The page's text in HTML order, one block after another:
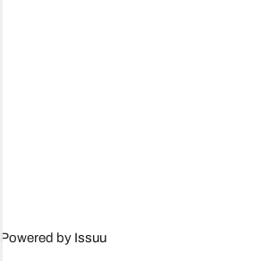
Powered by Issuu